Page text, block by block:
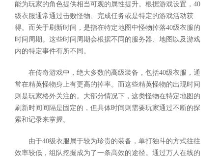
能为玩家的角色提供相当可观的属性提升。根据游戏设置，40
级衣服通常通过击败怪物、完成任务或是特定的游戏活动获
得。而关于刷新时间，是指在特定地图中怪物掉落40级衣服的
时间周期。这些时间周期会根据不同的服务器、地图以及游戏
内的特定事件有所不同。
在传奇游戏中，绝大多数的高级装备，包括40级衣服，通
常在精英怪物身上有更高的掉率。而这些精英怪物的出现时间
则是玩家格外关注的。大部分情况下，这类怪物在特定地图的
刷新时间间隔是固定的，但具体时间则需要玩家通过不断的探
索和记录来掌握。
由于40级衣服属于较为珍贵的装备，单打独斗的方式往往
效率较低，组队挖掘成为了一条高效的途径。通过万人在线的